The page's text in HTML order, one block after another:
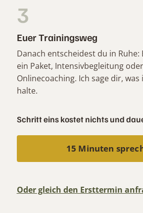
3
Euer Trainingsweg
Danach entscheidest du in Ruhe:
ein Paket, Intensivbegleitung oder
Onlinecoaching. Ich sage dir,
halte.
Schritt eins kostet nichts und
15 Minuten
Oder gleich den Ersttermin